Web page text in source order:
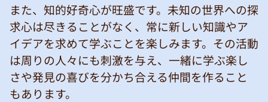
また、知的好奇心が旺盛です。未知の世界への探
求心は尽きることがなく、常に新しい知識やア
イデアを求めて学ぶことを楽しみます。その活動
は周りの人々にも刺激を与え、一緒に学ぶ楽し
さや発見の喜びを分かち合える仲間を作ること
もあります。